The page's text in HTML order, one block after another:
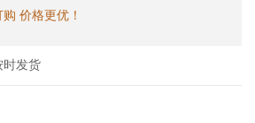
粒、粉末的提升输送领域，像化工原料
金属粉末的提升与运输、成品料的提
产线的循环进料和卸料，称重/包装线/配
价格更优！
时发货